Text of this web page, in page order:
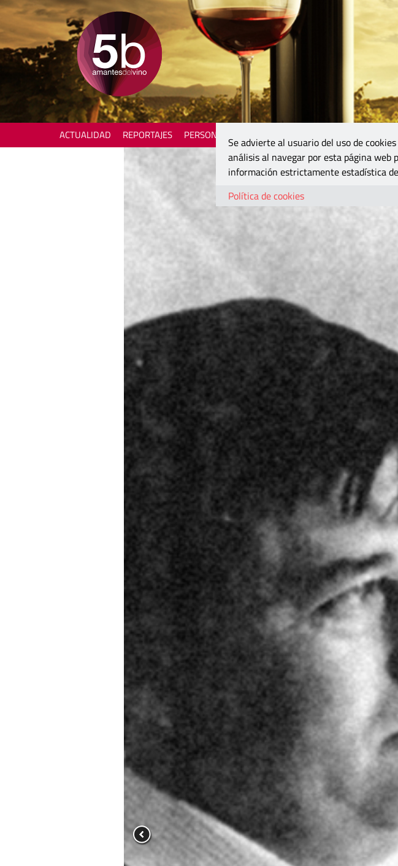
ACTUALIDAD REPORTAJES PERSONAJES
Se advierte al usuario del uso de
análisis al navegar por esta página
información estrictamente estadística
Política de cookies